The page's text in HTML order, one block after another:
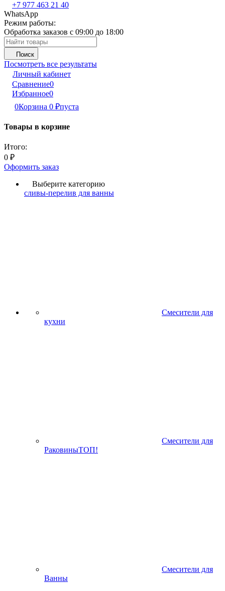
+7 977 463 21 40
WhatsApp
Режим работы:
Обработка заказов с 09:00 до 18:00
Поиск
Посмотреть все результаты
Личный кабинет
Сравнение0
Избранное0
0Корзина 0 ₽пуста
Товары в корзине
Итого:
0 ₽
Оформить заказ
Выберите категорию
сливы-перелив для ванны
Смесители для
кухни
Смесители для
РаковиныТОП!
Смесители для
Ванны